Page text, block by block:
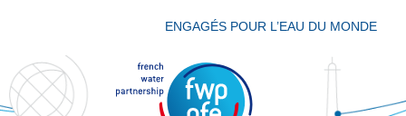
ENGAGÉS POUR L’EAU DU MONDE